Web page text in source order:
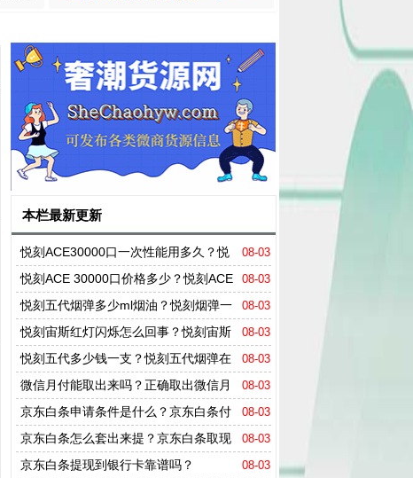
本栏最新更新
08-03
悦刻ACE30000口一次性能用多久？悦
刻ACE电子烟有多少毫升？ 08-03
悦刻ACE 30000口价格多少？悦刻ACE
一次性电子烟口味推荐 08-03
悦刻五代烟弹多少ml烟油？悦刻烟弹一
颗能抽多少口？ 08-03
悦刻宙斯红灯闪烁怎么回事？悦刻宙斯
转接头有没有卖的？ 08-03
悦刻五代多少钱一支？悦刻五代烟弹在
哪买便宜？ 08-03
微信月付能取出来吗？正确取出微信月
付的方法 08-03
京东白条申请条件是什么？京东白条付
费额度提现方式 08-03
京东白条怎么套出来提？京东白条取现
的五个办法 08-03
京东白条提现到银行卡靠谱吗？